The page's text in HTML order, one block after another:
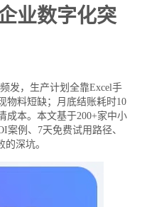
业数字化突
发，生产计划全靠Excel手
物料短缺；月底结账耗时10
成本。本文基于200+家中小
案例、7天免费试用路径、
深坑。